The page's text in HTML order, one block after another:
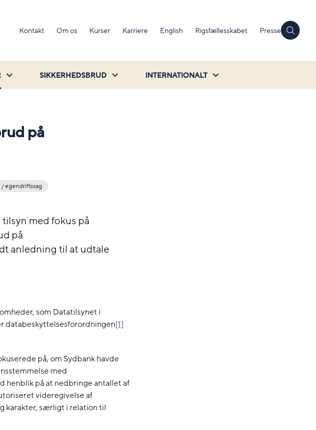
Kontakt Om os Kurser Karriere English Rigsfællesskabet Presse
SIKKERHEDSBRUD INTERNATIONALT
på
/ egendriftssag
med fokus på
på
anledning til at udtale
som Datatilsynet i
databeskyttelsesforordningen[1]
på, om Sydbank havde
med
henblik på at nedbringe antallet af
videregivelse af
karakter, særligt i relation til